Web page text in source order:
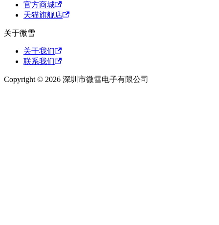
官方商城
天猫旗舰店
关于微雪
关于我们
联系我们
Copyright © 2026 深圳市微雪电子有限公司